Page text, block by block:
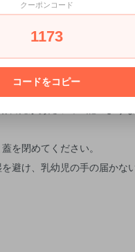
使用を続けますと症状を悪
専門医へのご相談をお勧めし
、かゆみ、刺激、色抜け(白
日光があたって上記のよう
を閉めてください。
を避け、乳幼児の手の届かな
クーポンコード
1173
コードをコピー